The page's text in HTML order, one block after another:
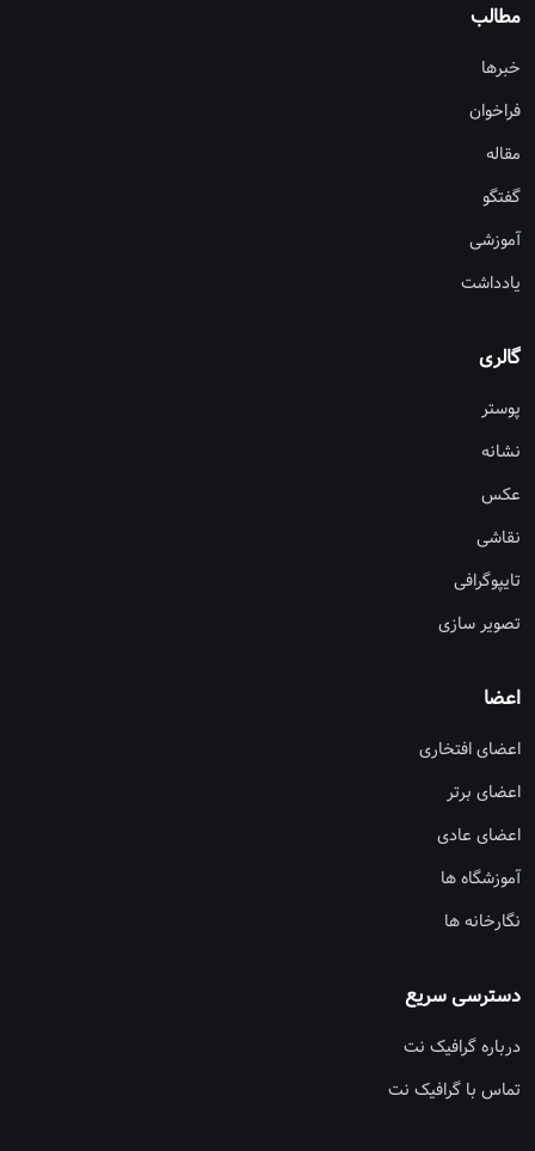
مطالب
خبرها
فراخوان
مقاله
گفتگو
آموزشی
یادداشت
گالری
پوستر
نشانه
عکس
نقاشی
تایپوگرافی
تصویر سازی
اعضا
اعضای افتخاری
اعضای برتر
اعضای عادی
آموزشگاه ها
نگارخانه ها
دسترسی سریع
درباره گرافیک نت
تماس با گرافیک نت